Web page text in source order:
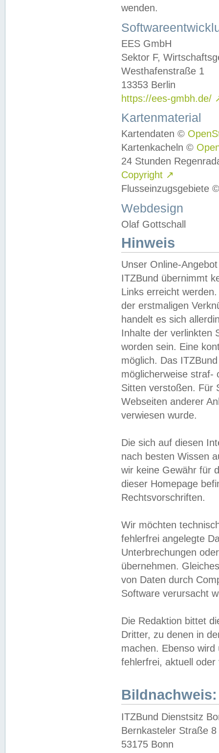
wenden.
EES GmbH
Sektor F,
Westhafenstraße 1
13353 Berlin
https://ees-gmbh.de/
Kartenmaterial
Kartendaten ©
Kartenkacheln ©
24 Stunden
Copyright ↗
Flusseinzugsgebiete
Webdesign
Olaf Gottschall
Hinweis
Unser Online-
ITZBund übernimmt
Links erreicht
der erstmaligen
handelt es sich
Inhalte der verlinkten
worden sein. Eine
möglich. Das
möglicherweise straf-
Sitten verstoßen. Für
Webseiten anderer
verwiesen wurde.
Die sich auf diesen
nach besten Wissen
wir keine Gewähr für
dieser Homepage
Rechtsvorschriften.
Wir möchten
fehlerfrei angelegte
Unterbrechungen
übernehmen.
von Daten durch
Software verursacht
Die Redaktion bittet
Dritter, zu denen in
machen. Ebenso
fehlerfrei, aktuell oder
Bildnachweis:
ITZBund Dienstsitz
Bernkasteler Straße 8
53175 Bonn